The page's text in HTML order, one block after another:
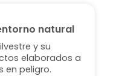
natural
y su
elaborados a
en peligro.